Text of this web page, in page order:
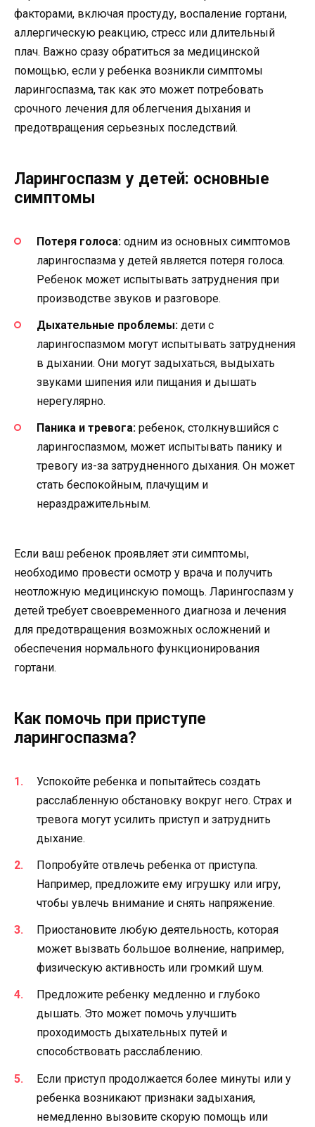
факторами, включая простуду, воспаление гортани,
аллергическую реакцию, стресс или длительный
плач. Важно сразу обратиться за медицинской
помощью, если у ребенка возникли симптомы
ларингоспазма, так как это может потребовать
срочного лечения для облегчения дыхания и
предотвращения серьезных последствий.
Ларингоспазм у детей: основные
симптомы
Потеря голоса: одним из основных симптомов
ларингоспазма у детей является потеря голоса.
Ребенок может испытывать затруднения при
производстве звуков и разговоре.
Дыхательные проблемы: дети с
ларингоспазмом могут испытывать затруднения
в дыхании. Они могут задыхаться, выдыхать
звуками шипения или пищания и дышать
нерегулярно.
Паника и тревога: ребенок, столкнувшийся с
ларингоспазмом, может испытывать панику и
тревогу из-за затрудненного дыхания. Он может
стать беспокойным, плачущим и
нераздражительным.
Если ваш ребенок проявляет эти симптомы,
необходимо провести осмотр у врача и получить
неотложную медицинскую помощь. Ларингоспазм у
детей требует своевременного диагноза и лечения
для предотвращения возможных осложнений и
обеспечения нормального функционирования
гортани.
Как помочь при приступе
ларингоспазма?
Успокойте ребенка и попытайтесь создать
расслабленную обстановку вокруг него. Страх и
тревога могут усилить приступ и затруднить
дыхание.
Попробуйте отвлечь ребенка от приступа.
Например, предложите ему игрушку или игру,
чтобы увлечь внимание и снять напряжение.
Приостановите любую деятельность, которая
может вызвать большое волнение, например,
физическую активность или громкий шум.
Предложите ребенку медленно и глубоко
дышать. Это может помочь улучшить
проходимость дыхательных путей и
способствовать расслаблению.
Если приступ продолжается более минуты или у
ребенка возникают признаки задыхания,
немедленно вызовите скорую помощь или